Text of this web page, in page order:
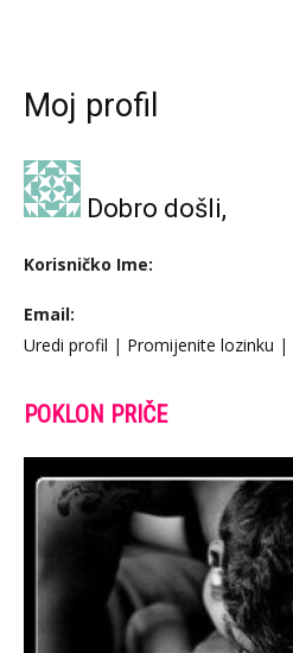
Moj profil
Dobro došli,
Korisničko Ime:
Email:
Uredi profil | Promijenite lozinku |
POKLON PRIČE